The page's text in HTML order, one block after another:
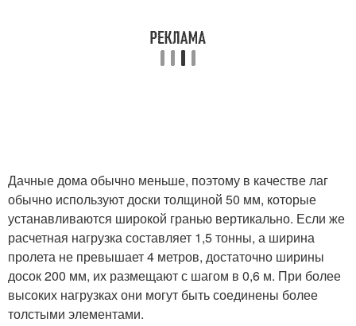
Дачные дома обычно меньше, поэтому в качестве лаг
обычно используют доски толщиной 50 мм, которые
устанавливаются широкой гранью вертикально. Если же
расчетная нагрузка составляет 1,5 тонны, а ширина
пролета не превышает 4 метров, достаточно ширины
досок 200 мм, их размещают с шагом в 0,6 м. При более
высоких нагрузках они могут быть соединены более
толстыми элементами.